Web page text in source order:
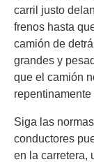
carril justo
frenos hasta
camión de
grandes y
que el camión
Siga las
conductores
en la carretera,